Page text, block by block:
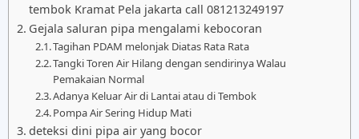
tembok Kramat Pela jakarta call 081213249197
Gejala saluran pipa mengalami kebocoran
Tagihan PDAM melonjak Diatas Rata Rata
Tangki Toren Air Hilang dengan sendirinya Walau
Pemakaian Normal
Adanya Keluar Air di Lantai atau di Tembok
Pompa Air Sering Hidup Mati
deteksi dini pipa air yang bocor